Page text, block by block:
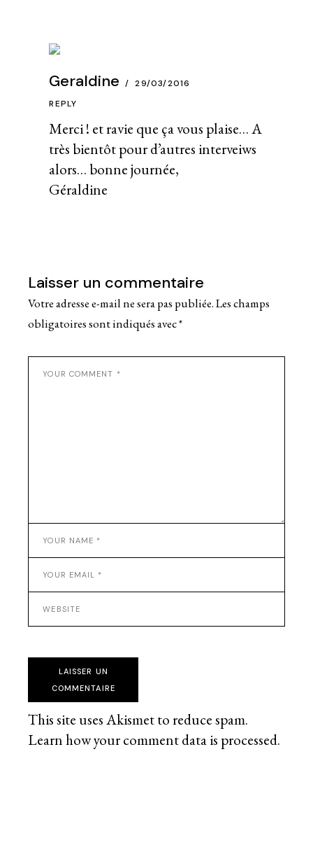
Geraldine 29/03/2016
Merci ! et ravie que ça vous plaise… A
très bientôt pour d’autres interveiws
alors… bonne journée,
Géraldine
REPLY
Laisser un commentaire
Votre adresse e-mail ne sera pas publiée.Les champs
obligatoires sont indiqués avec*
LAISSER UN
COMMENTAIRE
This site uses Akismet to reduce spam.
Learn how your comment data is processed.